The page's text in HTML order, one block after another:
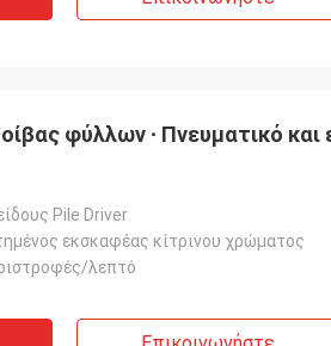
φύλλων ∙ Πνευματικό και
Pile Driver
εκσκαφέας κίτρινου χρώματος
λεπτό